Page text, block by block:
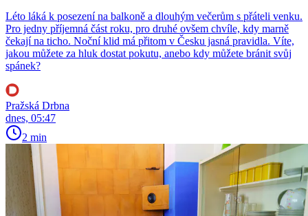
Léto láká k posezení na balkoně a dlouhým večerům s přáteli venku.
Pro jedny příjemná část roku, pro druhé ovšem chvíle, kdy marně
čekají na ticho. Noční klid má přitom v Česku jasná pravidla. Víte,
jakou můžete za hluk dostat pokutu, anebo kdy můžete bránit svůj
spánek?
Pražská Drbna
dnes, 05:47
2 min